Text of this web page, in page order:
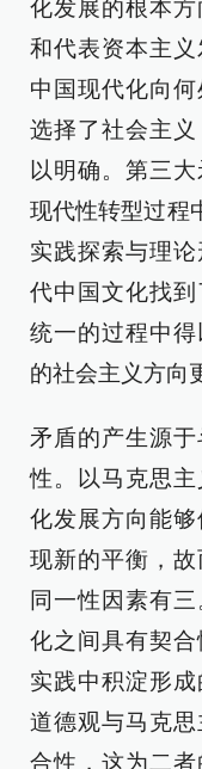
化发展的根本
和代表资本主
中国现代化向
选择了社会主
以明确。第三
现代性转型过程
实践探索与理
代中国文化找
统一的过程中
的社会主义方向
矛盾的产生源
性。以马克思
化发展方向能
现新的平衡，
同一性因素有
化之间具有契
实践中积淀形成
道德观与马克
合性，这为二者